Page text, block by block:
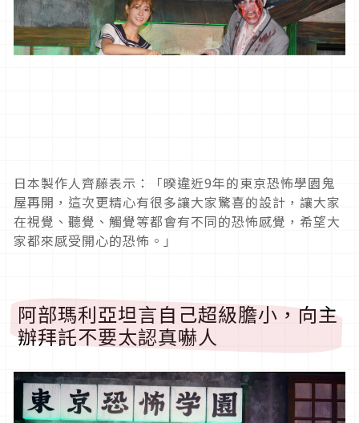
日本製作人齊藤表示：「暌違近9年的東京恐怖學園鬼
屋再開，這次更精心有很多讓大家驚喜的設計，讓大家
在視覺、聽覺、觸覺等都會有不同的恐怖感覺，希望大
家都來感受開心的恐怖。」
阿部瑪利亞坦言自己超級膽小，向主
辦拜託不要太認真嚇人